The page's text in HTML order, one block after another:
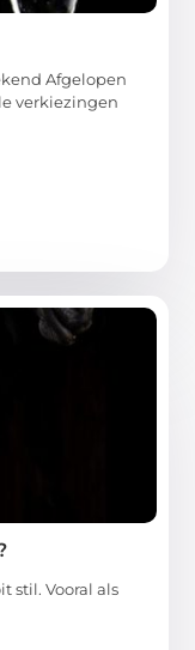
Afgelopen
verkiezingen
stil. Vooral als